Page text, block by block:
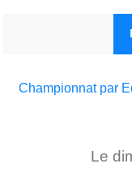
Championnat par
Le